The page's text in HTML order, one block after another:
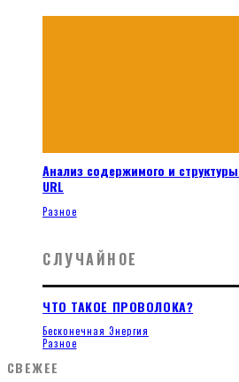
Анализ содержимого и
URL
Разное
СЛУЧАЙНОЕ
ЧТО ТАКОЕ ПРОВОЛОКА?
Бесконечная Энергия
Разное
СВЕЖЕЕ